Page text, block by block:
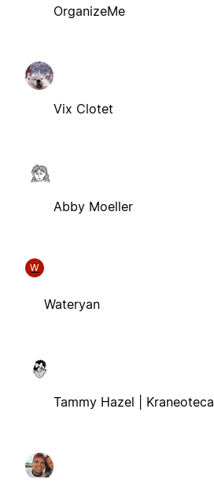
OrganizeMe
Vix Clotet
Abby Moeller
W
Wateryan
Tammy Hazel | Kraneoteca